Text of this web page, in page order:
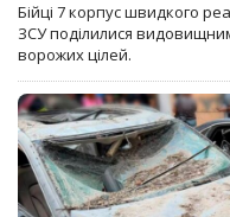
Бійці 7 корпус швидкого
ЗСУ поділилися
ворожих цілей.